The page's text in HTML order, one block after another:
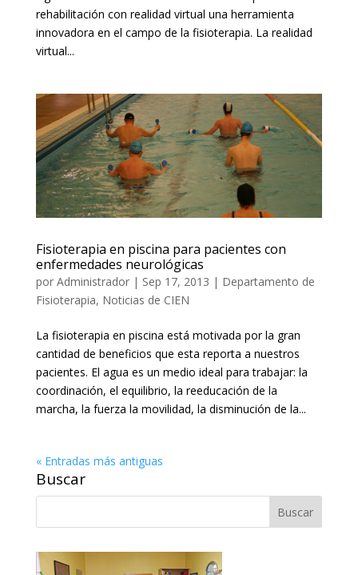
rehabilitación con realidad virtual una herramienta
innovadora en el campo de la fisioterapia. La realidad
virtual...
Fisioterapia en piscina para pacientes con
enfermedades neurológicas
por Administrador| Sep 17, 2013 | Departamento de
Fisioterapia, Noticias de CIEN
La fisioterapia en piscina está motivada por la gran
cantidad de beneficios que esta reporta a nuestros
pacientes. El agua es un medio ideal para trabajar: la
coordinación, el equilibrio, la reeducación de la
marcha, la fuerza la movilidad, la disminución de la...
« Entradas más antiguas
Buscar